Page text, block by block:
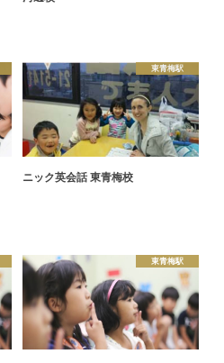
東青梅駅
ニック英会話 東青梅校
東青梅駅